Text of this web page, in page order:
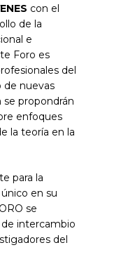
con el
de la
e
Foro es
del
de nuevas
propondrán
enfoques
la teoría en la
para la
en su
se
intercambio
del